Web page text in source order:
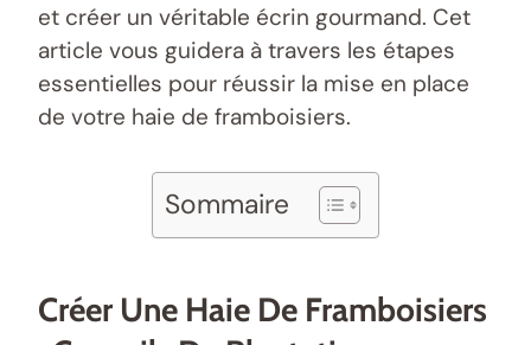
et créer un véritable écrin gourmand. Cet
article vous guidera à travers les étapes
essentielles pour réussir la mise en place
de votre haie de framboisiers.
Sommaire
Créer Une Haie De Framboisiers